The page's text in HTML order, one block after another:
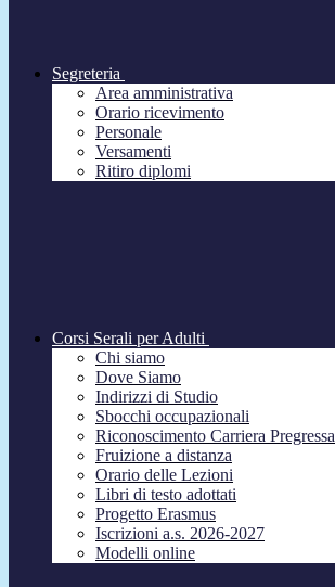
Segreteria
Area amministrativa
Orario ricevimento
Personale
Versamenti
Ritiro diplomi
Corsi Serali per Adulti
Chi siamo
Dove Siamo
Indirizzi di Studio
Sbocchi occupazionali
Riconoscimento Carriera Pregressa
Fruizione a distanza
Orario delle Lezioni
Libri di testo adottati
Progetto Erasmus
Iscrizioni a.s. 2026-2027
Modelli online